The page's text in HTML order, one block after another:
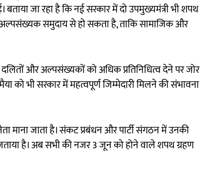
जा रहा है कि नई सरकार में दो उपमुख्यमंत्री भी शपथ
समुदाय से हो सकता है, ताकि सामाजिक और
दलितों और अल्पसंख्यकों को अधिक प्रतिनिधित्व देने पर जोर
को भी सरकार में महत्वपूर्ण जिम्मेदारी मिलने की संभावना
जाता है। संकट प्रबंधन और पार्टी संगठन में उनकी
है। अब सभी की नजर 3 जून को होने वाले शपथ ग्रहण